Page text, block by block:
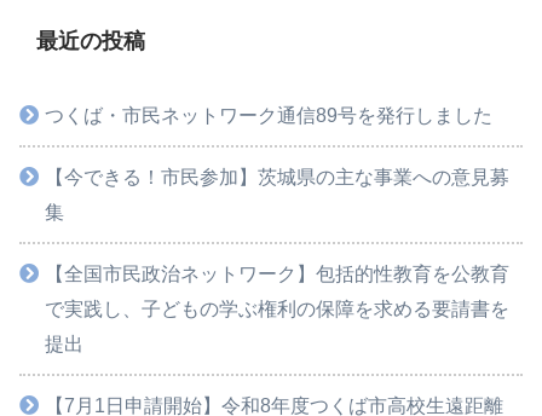
最近の投稿
つくば・市民ネットワーク通信89号を発行しました
【今できる！市民参加】茨城県の主な事業への意見募
集
【全国市民政治ネットワーク】包括的性教育を公教育
で実践し、子どもの学ぶ権利の保障を求める要請書を
提出
【7月1日申請開始】令和8年度つくば市高校生遠距離